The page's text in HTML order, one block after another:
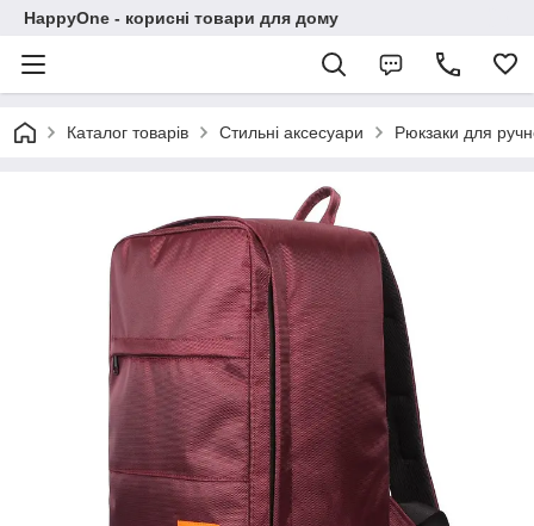
HappyOne - корисні товари для дому
Каталог товарів Стильні аксесуари Рюкзаки для